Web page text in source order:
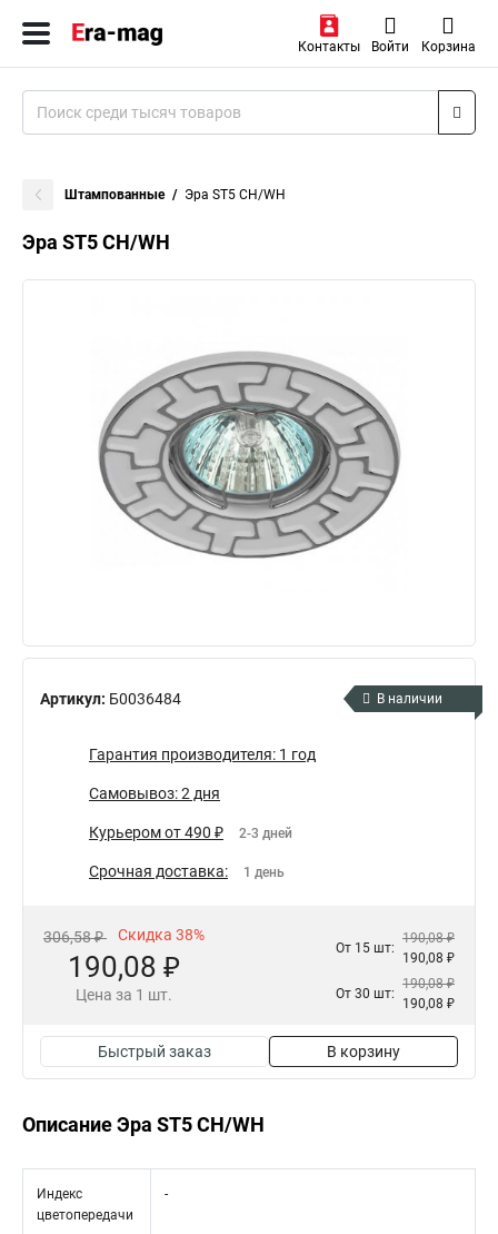
Контакты Войти Корзина
Штампованные Эра ST5 CH/WH
Эра ST5 CH/WH
Артикул: Б0036484 В наличии
Гарантия производителя: 1 год
Самовывоз: 2 дня
Курьером от 490 ₽ 2-3 дней
Срочная доставка: 1 день
306,58 ₽ Скидка 38%
190,08 ₽
Цена за 1 шт.
От 15 шт:
190,08 ₽
190,08 ₽
От 30 шт:
190,08 ₽
190,08 ₽
Быстрый заказ В корзину
Описание Эра ST5 CH/WH
Индекс
цветопередачи
-